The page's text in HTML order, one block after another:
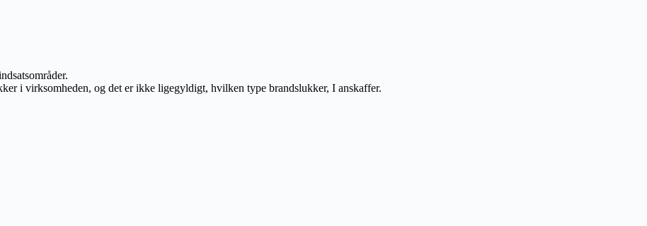
i virksomheden, og det er ikke ligegyldigt, hvilken type brandslukker, I anskaffer.